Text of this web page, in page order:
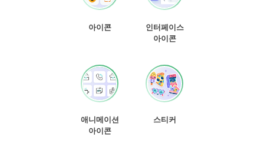
아이콘
인터페이스
아이콘
애니메이션
아이콘
스티커